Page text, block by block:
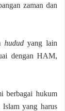
zaman dan
hududyang lain
dengan HAM,
berbagai hukum
yang harus